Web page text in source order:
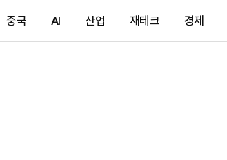
중국 AI 산업 재테크 경제